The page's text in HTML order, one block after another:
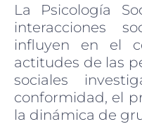
La Psicología
interacciones
influyen en el
actitudes de las
sociales
conformidad, el
la dinámica de